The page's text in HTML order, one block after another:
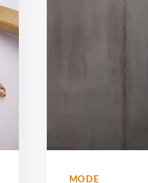
MODE